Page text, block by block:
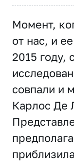
Момент,
от нас, и
2015 году,
совпали и
Карлос Де